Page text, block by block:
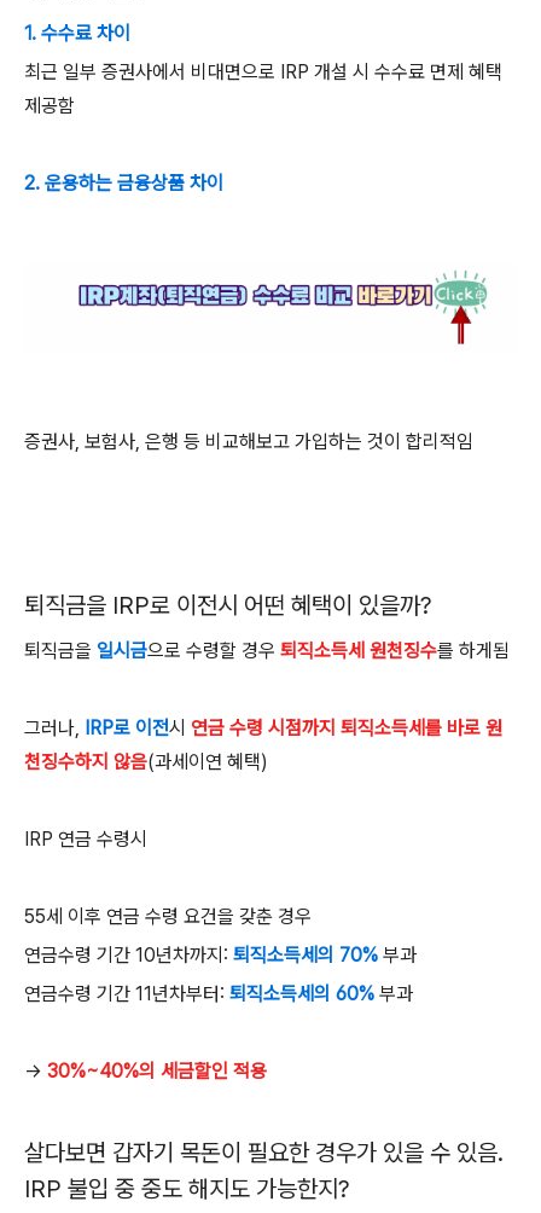
1. 수수료 차이
최근 일부 증권사에서 비대면으로 IRP 개설 시 수수료 면제 혜택
제공함
2. 운용하는 금융상품 차이
증권사, 보험사, 은행 등 비교해보고 가입하는 것이 합리적임
퇴직금을 IRP로 이전시 어떤 혜택이 있을까?
퇴직금을 일시금으로 수령할 경우 퇴직소득세 원천징수를 하게됨
그러나, IRP로 이전시 연금 수령 시점까지 퇴직소득세를 바로 원
천징수하지 않음(과세이연 혜택)
IRP 연금 수령시
55세 이후 연금 수령 요건을 갖춘 경우
연금수령 기간 10년차까지: 퇴직소득세의 70% 부과
연금수령 기간 11년차부터: 퇴직소득세의 60% 부과
→ 30%~40%의 세금할인 적용
살다보면 갑자기 목돈이 필요한 경우가 있을 수 있음.
IRP 불입 중 중도 해지도 가능한지 ?